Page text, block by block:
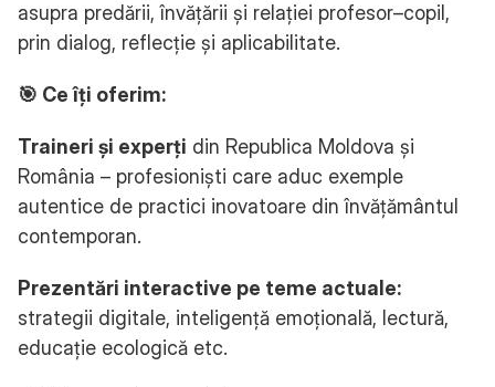
asupra predării, învățării și relației profesor–copil,
prin dialog, reflecție și aplicabilitate.
🎯 Ce îți oferim:
Traineri și experți din Republica Moldova și
România – profesioniști care aduc exemple
autentice de practici inovatoare din învățământul
contemporan.
strategii digitale, inteligență emoțională, lectură,
educație ecologică etc.